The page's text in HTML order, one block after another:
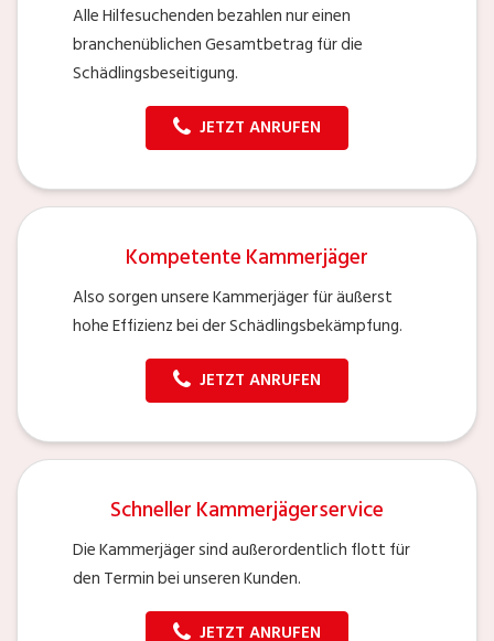
Alle Hilfesuchenden bezahlen nur einen
branchenüblichen Gesamtbetrag für die
Schädlingsbeseitigung.
JETZT ANRUFEN
Kompetente Kammerjäger
Also sorgen unsere Kammerjäger für äußerst
hohe Effizienz bei der Schädlingsbekämpfung.
JETZT ANRUFEN
Schneller Kammerjägerservice
Die Kammerjäger sind außerordentlich flott für
den Termin bei unseren Kunden.
JETZT ANRUFEN